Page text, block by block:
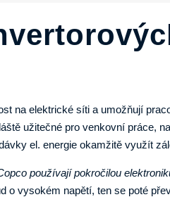
na elektrické síti a umožňují
užitečné pro venkovní práce,
el. energie okamžitě využít
používají pokročilou
vysokém napětí, ten se poté